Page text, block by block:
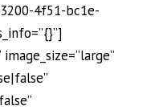
3200-4f51-bc1e-